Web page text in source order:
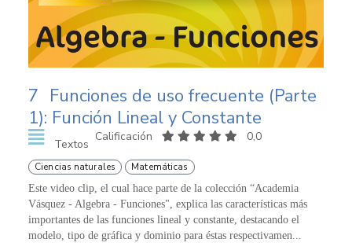
7 Funciones de uso frecuente (Parte
1): Función Lineal y Constante
Textos
Calificación 0,0
Ciencias naturales Matemáticas
Este video clip, el cual hace parte de la colección “Academia
Vásquez - Algebra - Funciones", explica las características más
importantes de las funciones lineal y constante, destacando el
modelo, tipo de gráfica y dominio para éstas respectivamen...